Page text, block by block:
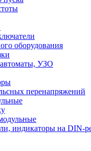
оборудования
УЗО
перенапряжений
индикаторы на DIN-